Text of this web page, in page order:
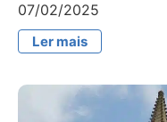
07/02/2025
Ler mais